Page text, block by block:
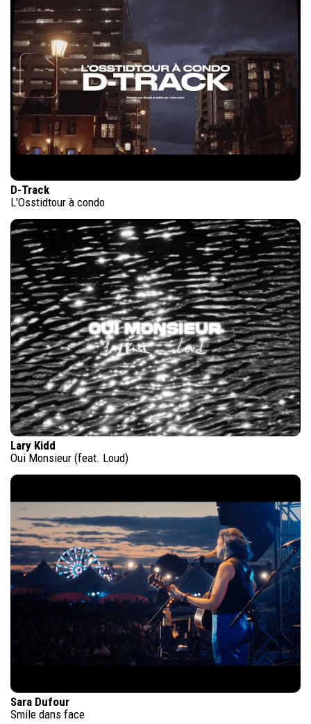
D-Track
L'Osstidtour à condo
Lary Kidd
Oui Monsieur (feat. Loud)
Sara Dufour
Smile dans face